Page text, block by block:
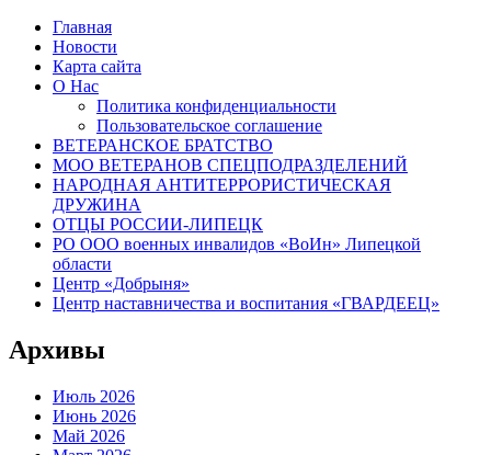
Главная
Новости
Карта сайта
О Нас
Политика конфиденциальности
Пользовательское соглашение
ВЕТЕРАНСКОЕ БРАТСТВО
МОО ВЕТЕРАНОВ СПЕЦПОДРАЗДЕЛЕНИЙ
НАРОДНАЯ АНТИТЕРРОРИСТИЧЕСКАЯ
ДРУЖИНА
ОТЦЫ РОССИИ-ЛИПЕЦК
РО ООО военных инвалидов «ВоИн» Липецкой
области
Центр «Добрыня»
Центр наставничества и воспитания «ГВАРДЕЕЦ»
Архивы
Июль 2026
Июнь 2026
Май 2026